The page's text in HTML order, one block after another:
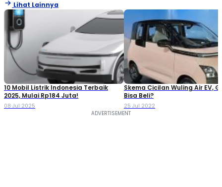
Lihat Lainnya
10 Mobil Listrik Indonesia Terbaik
2025, Mulai Rp184 Juta!
08 Jul 2025
Skema Cicilan Wuling Air EV,
Bisa Beli?
25 Jul 2022